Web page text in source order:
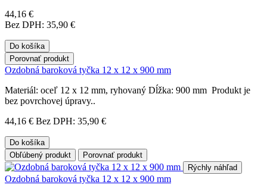
44,16 €
Bez DPH: 35,90 €
Do košíka
Porovnať produkt
Ozdobná baroková tyčka 12 x 12 x 900 mm
Materiál: oceľ 12 x 12 mm, ryhovaný Dĺžka: 900 mm Produkt je
bez povrchovej úpravy..
44,16 € Bez DPH: 35,90 €
Do košíka
Obľúbený produkt
Porovnať produkt
Rýchly náhľad
Ozdobná baroková tyčka 12 x 12 x 900 mm